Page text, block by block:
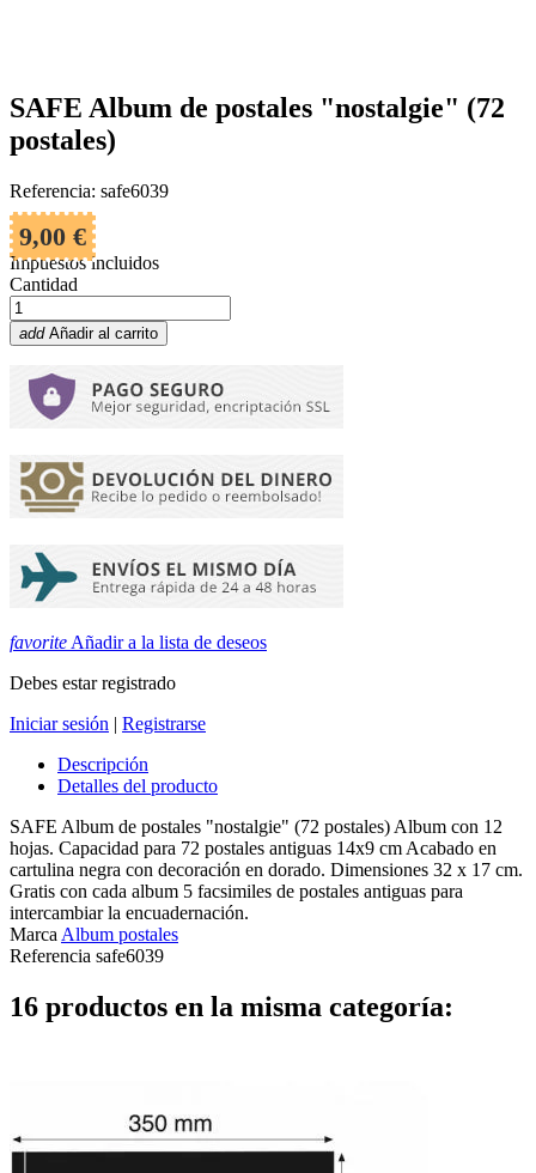
SAFE Album de postales "nostalgie" (72
postales)
Referencia: safe6039
9,00 €
Impuestos incluidos
Cantidad
add Añadir al carrito
favorite Añadir a la lista de deseos
Debes estar registrado
Iniciar sesión | Registrarse
Descripción
Detalles del producto
SAFE Album de postales "nostalgie" (72 postales) Album con 12
hojas. Capacidad para 72 postales antiguas 14x9 cm Acabado en
cartulina negra con decoración en dorado. Dimensiones 32 x 17 cm.
Gratis con cada album 5 facsimiles de postales antiguas para
intercambiar la encuadernación.
Marca Album postales
Referencia safe6039
16 productos en la misma categoría: